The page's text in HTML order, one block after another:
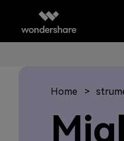
Home